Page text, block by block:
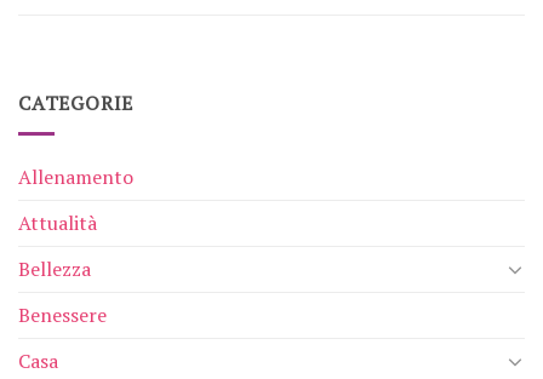
CATEGORIE
Allenamento
Attualità
Bellezza
Benessere
Casa